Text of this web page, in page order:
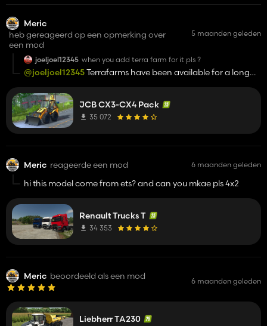
Meric
heb gereageerd op een opmerking over
een mod
5 maanden geleden
joeljoel12345 when you add terra farm for it pls ?
@joeljoel12345Terrafarms have been available for a long
https://sharemods.com/wi9cjmvzfur3/
JCB CX3-CX4 Pack
35 072
Meric reageerde een mod 6 maanden geleden
hi this model come from ets? and can you mkae pls 4x2
Renault Trucks T
34 353
Meric beoordeeld als een mod 6 maanden geleden
Liebherr TA230